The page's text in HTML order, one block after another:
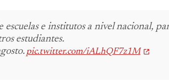
e institutos a nivel nacional,
estudiantes.
pic.twitter.com/iALhQF7z1M